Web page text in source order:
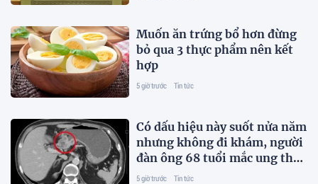
Muốn ăn trứng bổ hơn đừng
bỏ qua 3 thực phẩm nên kết
hợp
5 giờ trước Tin tức
Có dấu hiệu này suốt nửa năm
nhưng không đi khám, người
đàn ông 68 tuổi mắc ung thư
giai đoạn 3
5 giờ trước Tin tức